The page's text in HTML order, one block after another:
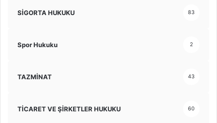
SİGORTA HUKUKU 83
Spor Hukuku 2
TAZMİNAT 43
TİCARET VE ŞİRKETLER HUKUKU 60